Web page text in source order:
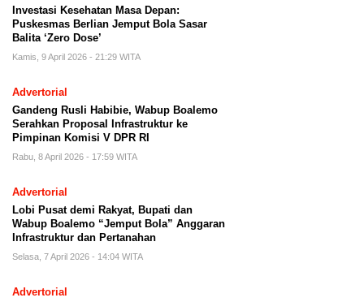
Investasi Kesehatan Masa Depan:
Puskesmas Berlian Jemput Bola Sasar
Balita ‘Zero Dose’
Kamis, 9 April 2026 - 21:29 WITA
Advertorial
Gandeng Rusli Habibie, Wabup Boalemo
Serahkan Proposal Infrastruktur ke
Pimpinan Komisi V DPR RI
Rabu, 8 April 2026 - 17:59 WITA
Advertorial
Lobi Pusat demi Rakyat, Bupati dan
Wabup Boalemo “Jemput Bola” Anggaran
Infrastruktur dan Pertanahan
Selasa, 7 April 2026 - 14:04 WITA
Advertorial